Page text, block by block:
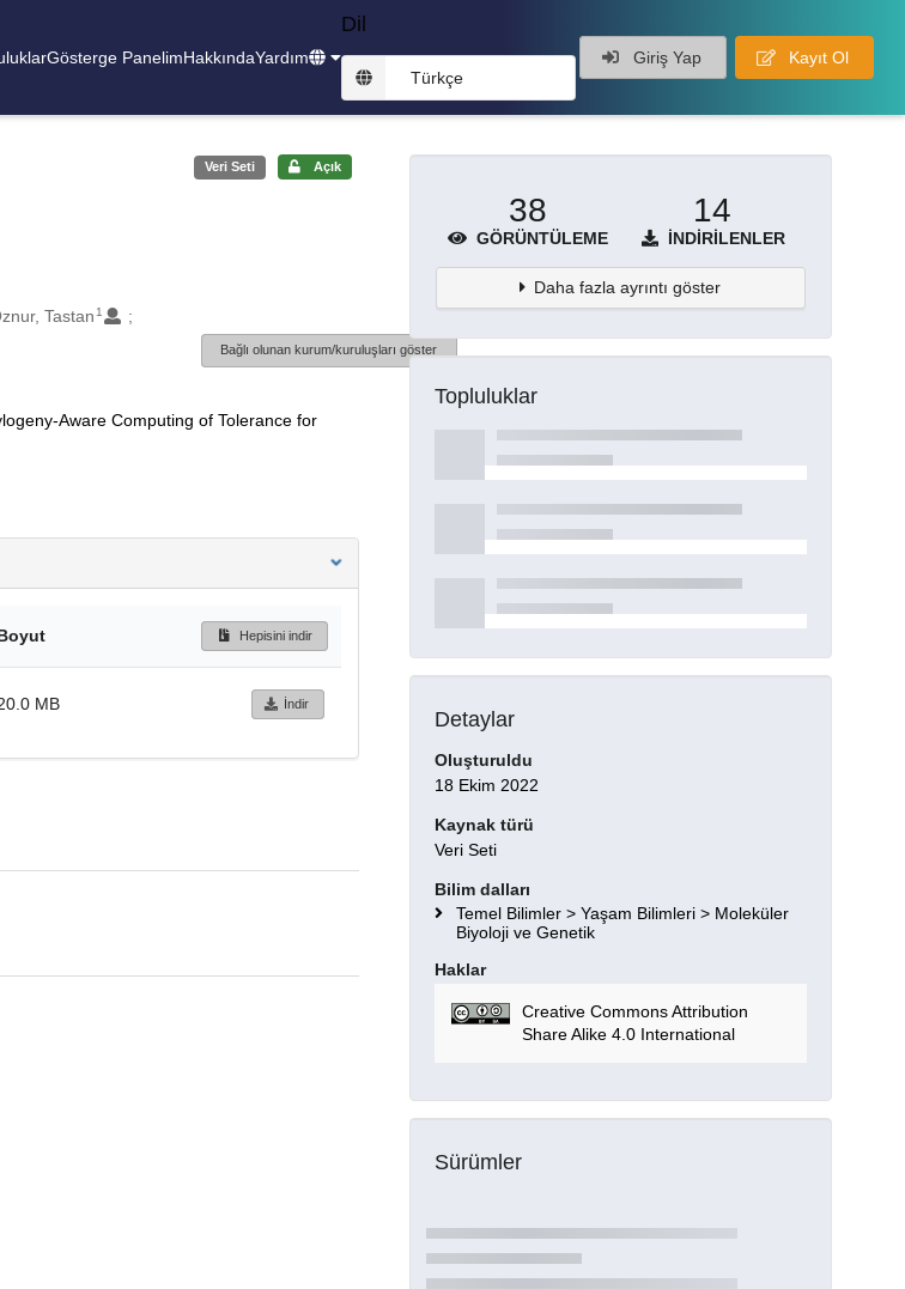
Gösterge PanelimHakkındaYardım
Dil
Türkçe
Giriş Yap Kayıt Ol
Veri Seti Açık
Tastan 1
Bağlı olunan kurum/kuruluşları göster
Aware Computing of Tolerance for
Hepisini indir
MB İndir
38
GÖRÜNTÜLEME
14
İNDIRILENLER
Daha fazla ayrıntı göster
Topluluklar
Detaylar
Oluşturuldu
18 Ekim 2022
Kaynak türü
Veri Seti
Bilim dalları
Temel Bilimler > Yaşam Bilimleri > Moleküler
Biyoloji ve Genetik
Haklar
Creative Commons Attribution
Share Alike 4.0 International
Sürümler